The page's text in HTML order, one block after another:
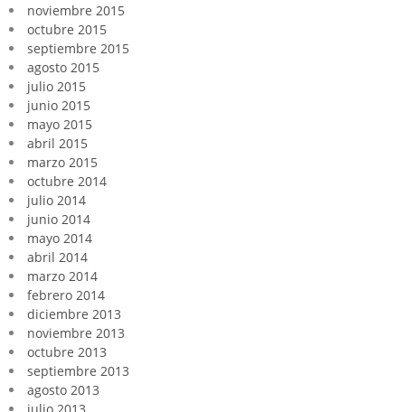
noviembre 2015
octubre 2015
septiembre 2015
agosto 2015
julio 2015
junio 2015
mayo 2015
abril 2015
marzo 2015
octubre 2014
julio 2014
junio 2014
mayo 2014
abril 2014
marzo 2014
febrero 2014
diciembre 2013
noviembre 2013
octubre 2013
septiembre 2013
agosto 2013